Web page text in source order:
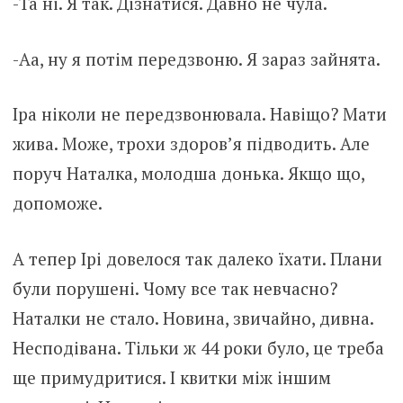
-Аа, ну я потім передзвоню. Я зараз зайнята.
Іра ніколи не передзвонювала. Навіщо? Мати
жива. Може, трохи здоров’я підводить. Але
поруч Наталка, молодша донька. Якщо що,
допоможе.
А тепер Ірі довелося так далеко їхати. Плани
були порушені. Чому все так невчасно?
Наталки не стало. Новина, звичайно, дивна.
Несподівана. Тільки ж 44 роки було, це треба
ще примудритися. І квитки між іншим